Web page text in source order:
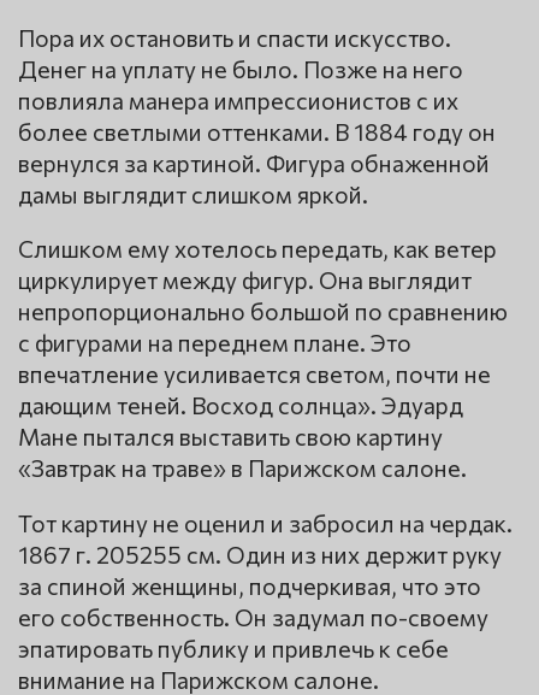
Пора их остановить и спасти искусство.
Денег на уплату не было. Позже на него
повлияла манера импрессионистов с их
более светлыми оттенками. В 1884 году он
вернулся за картиной. Фигура обнаженной
дамы выглядит слишком яркой.
Слишком ему хотелось передать, как ветер
циркулирует между фигур. Она выглядит
непропорционально большой по сравнению
с фигурами на переднем плане. Это
впечатление усиливается светом, почти не
дающим теней. Восход солнца». Эдуард
Мане пытался выставить свою картину
«Завтрак на траве» в Парижском салоне.
Тот картину не оценил и забросил на чердак.
1867 г. 205255 см. Один из них держит руку
за спиной женщины, подчеркивая, что это
его собственность. Он задумал по-своему
эпатировать публику и привлечь к себе
внимание на Парижском салоне.